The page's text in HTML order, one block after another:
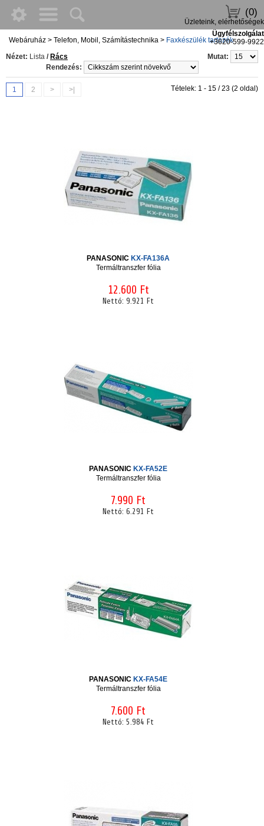
(0)
Üzleteink, elérhetőségek
Ügyfélszolgálat
+3620-599-9922
Webáruház > Telefon, Mobil, Számítástechnika > Faxkészülék tartozék
Nézet: Lista / Rács
Mutat:
Rendezés:
1 2 > >| Tételek: 1 - 15 / 23 (2 oldal)
PANASONIC KX-FA136A
Termáltranszfer fólia
12.600 Ft
Nettó: 9.921 Ft
PANASONIC KX-FA52E
Termáltranszfer fólia
7.990 Ft
Nettó: 6.291 Ft
PANASONIC KX-FA54E
Termáltranszfer fólia
7.600 Ft
Nettó: 5.984 Ft